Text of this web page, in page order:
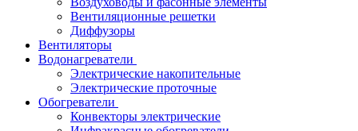
Вентиляционные решетки
Диффузоры
Вентиляторы
Водонагреватели
Электрические накопительные
Электрические проточные
Обогреватели
Конвекторы электрические